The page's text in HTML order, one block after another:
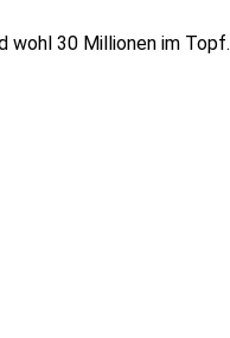
30 Millionen im Topf.